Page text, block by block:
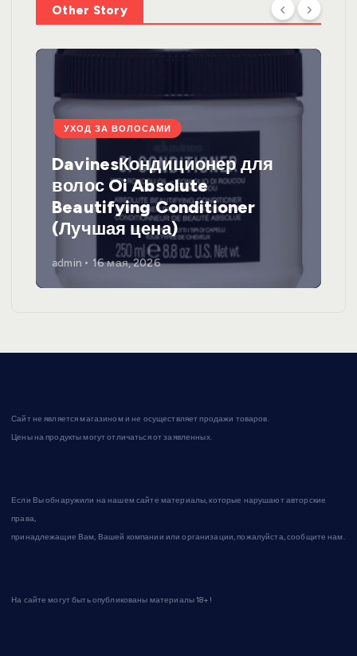
Other Story
УХОД ЗА ВОЛОСАМИ
DavinesКондиционер для
волос Oi Absolute
Beautifying Conditioner
(Лучшая цена)
admin 16 мая, 2026
Сайт не является магазином и не осуществляет продажи товаров.
Цены на продукты могут отличаться от заявленных.
Если Вы обнаружили на нашем сайте материалы, которые нарушают авторские
права,
принадлежащие Вам, Вашей компании или организации, пожалуйста, сообщите нам.
На сайте могут быть опубликованы материалы 18+!